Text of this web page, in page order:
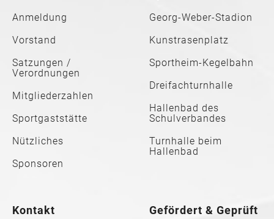
Anmeldung
Vorstand
Satzungen /
Verordnungen
Mitgliederzahlen
Sportgaststätte
Nützliches
Sponsoren
Georg-Weber-Stadion
Kunstrasenplatz
Sportheim-Kegelbahn
Dreifachturnhalle
Hallenbad des
Schulverbandes
Turnhalle beim
Hallenbad
Kontakt
Gefördert & Geprüft